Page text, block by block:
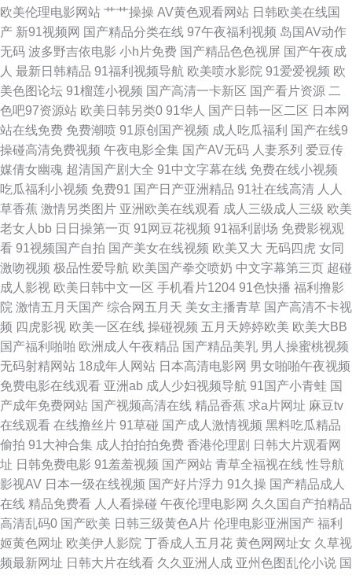
xxx vip电影在线观看 欧美色网1区 91视频线上网站 欧美很很日比 91草莓 美
女在线播 原来神马电影网 精品日韩欧 成人性爱午夜剧场 日韩色tv 大香蕉伊
人现现 日产大片网址 www91激情 欧美色成人 成人秀场 香蕉大香蕉久 国产
日韩欧美另类在线 综合永久入口 另类专区欧美日韩国产 一区一区精华液 黑
人猛烈进入 亚洲成年人免费网站 国产网红主播精品一区 亚洲人成电 精品一
区二区三级 影视中文乱伦国产 男女上床视频 足交网址 狼友福利视频 一级视
频在线看 韩国理论av电影 亚洲欧洲日韩精 黑粗硬大 亚洲欧美偷拍视频一区
国产夜夜夜 香蕉国产精品偷在线观 国产女人精品在线直播 午夜快车神马影
视 国产精选在线观看播放 婷婷香蕉综合操网 国产精品二区在线观看 特大黑
人娇小亚洲女 国产精品精品久 天天色综 国产精品∧ⅴ在线观看 神马电视剧
国产jk 天堂网国产 国产高清在线一区 午夜三级啪啪 国产嫖妓自拍 午夜男人
福利 国产精品嫩 五月花综合网 国产精品综合娱乐 婷影院 国产精品国产精品
国产专区不卡 婷婷婷国 国产精品一区二区国产 无人区码一码二码三 国产乱
人免费视频 亚洲aⅴ色香蕉一区 国产自拍精品推荐 亚洲人成精 黄色三级片网
址 亚洲一区中文 久久神马久久 在线观看免费污视频 美女9178 中文字幕亚洲
欧美伦理电影网站 艹艹操操 AV黄色观看网站 日韩欧美在线国
产 新91视频网 国产精品分类在线 97午夜福利视频 岛国AV动作
无码 波多野吉依电影 小h片免费 国产精品色色视屏 国产午夜成
人 最新日韩精品 91福利视频导航 欧美喷水影院 91爱爱视频 欧
美色图论坛 91榴莲小视频 国产高清一卡新区 国产看片资源 二
色吧97资源站 欧美日韩另类0 91华人 国产日韩一区二区 日本网
站在线免费 免费潮喷 91原创国产视频 成人吃瓜福利 国产在线9
操碰高清免费视频 午夜电影全集 国产AV无码 人妻系列 爱豆传
媒倩女幽魂 超清国产剧大全 91中文字幕在线 免费在线小视频
吃瓜福利小视频 免费91 国产日产亚洲精品 91社在线高清 人人
草香蕉 激情另类图片 亚洲欧美在线观看 成人三级成人三级 欧美
老女人bb 日日操第一页 91网豆花视频 91福利剧场 免费影视观
看 91视频国产自拍 国产美女在线视频 欧美又大 无码四虎 女同
激吻视频 极品性爱导航 欧美国产拳交喷奶 中文字幕第三页 超碰
成人影视 欧美日韩中文一区 手机看片1204 91色快播 福利撸影
院 激情五月天国产 综合网五月天 美女主播青草 国产高清不卡视
频 四虎影视 欧美一区在线 操碰视频 五月天婷婷欧美 欧美大BB
国产福利啪啪 欧洲成人午夜精品 国产精品美乳 男人操蜜桃视频
无码射精网站 18成年人网站 日本高清电影网 男女啪啪午夜视频
免费电影在线观看 亚洲ab 成人少妇视频导航 91国产小青蛙 国
产成年免费网站 国产视频高清在线 精品香蕉 求a片网址 麻豆tv
在线观看 在线撸丝片 91草碰 国产成人激情视频 黑料吃瓜精品
偷拍 91大神合集 成人拍拍拍免费 香港伦理剧 日韩大片观看网
址 日韩免费电影 91羞羞视频 国产网站 青草全福视在线 性导航
影视AV 日本一级在线视频 国产好片浮力 91久操 国产精品成人
在线 精品免费看 人人看操碰 午夜伦理电影网 久久国自产拍精品
高清乱码0 国产欧美 日韩三级黄色A片 伦理电影亚洲国产 福利
姬黄色网址 欧美伊人影院 丁香成人五月花 黄色网网址女 久草视
频最新网址 日韩大片在线看 久久亚洲人成 亚州色图乱伦小说 国